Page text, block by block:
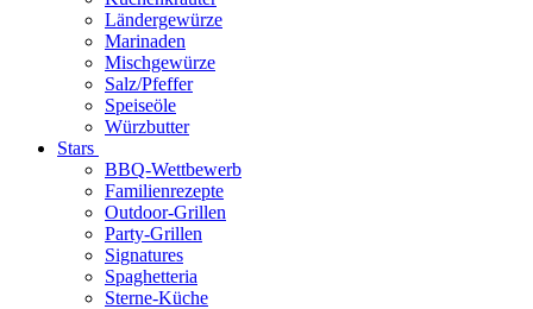
Ländergewürze
Marinaden
Mischgewürze
Salz/Pfeffer
Speiseöle
Würzbutter
Stars
BBQ-Wettbewerb
Familienrezepte
Outdoor-Grillen
Party-Grillen
Signatures
Spaghetteria
Sterne-Küche